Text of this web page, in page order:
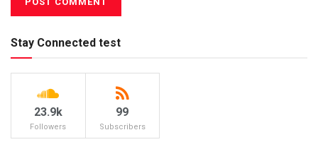
Stay Connected test
23.9k
Followers
99
Subscribers